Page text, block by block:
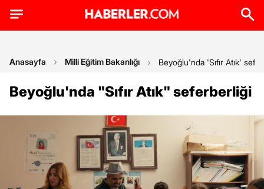
Anasayfa Milli Eğitim Bakanlığı Beyoğlu'nda 'Sıfır Atık'
Beyoğlu'nda "Sıfır Atık" seferberliği